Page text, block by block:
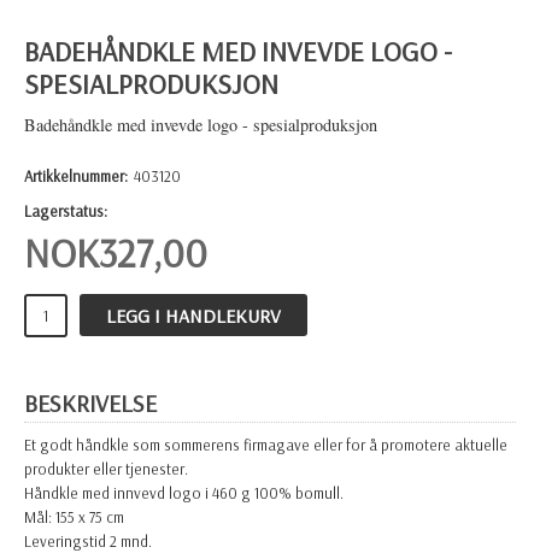
BADEHÅNDKLE MED INVEVDE LOGO -
SPESIALPRODUKSJON
Badehåndkle med invevde logo - spesialproduksjon
Artikkelnummer: 403120
Lagerstatus:
NOK327,00
LEGG I HANDLEKURV
BESKRIVELSE
Et godt håndkle som sommerens firmagave eller for å promotere aktuelle
produkter eller tjenester.
Håndkle med innvevd logo i 460 g 100% bomull.
Mål: 155 x 75 cm
Leveringstid 2 mnd.